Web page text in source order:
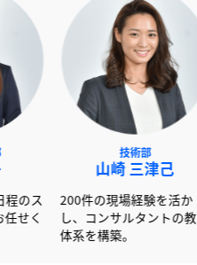
山
200件の現
し、コンサ
ち合わせ日程のス
ル調整はお任せく